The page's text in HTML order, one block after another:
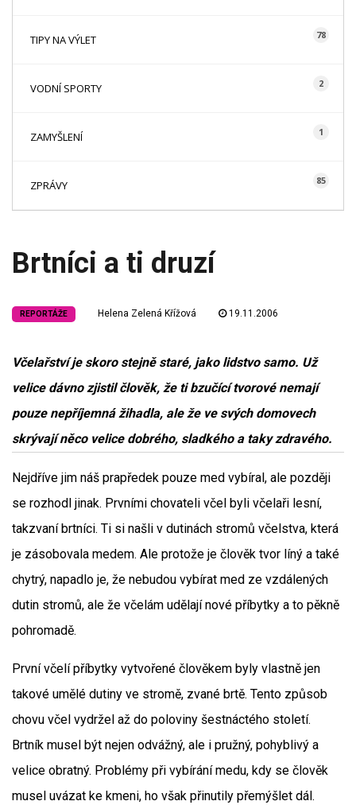
TIPY NA VÝLET 78
VODNÍ SPORTY 2
ZAMYŠLENÍ 1
ZPRÁVY 85
Brtníci a ti druzí
REPORTÁŽE Helena Zelená Křížová 19.11.2006
Včelařství je skoro stejně staré, jako lidstvo samo. Už
velice dávno zjistil člověk, že ti bzučící tvorové nemají
pouze nepříjemná žihadla, ale že ve svých domovech
skrývají něco velice dobrého, sladkého a taky zdravého.
Nejdříve jim náš prapředek pouze med vybíral, ale později
se rozhodl jinak. Prvními chovateli včel byli včelaři lesní,
takzvaní brtníci. Ti si našli v dutinách stromů včelstva, která
je zásobovala medem. Ale protože je člověk tvor líný a také
chytrý, napadlo je, že nebudou vybírat med ze vzdálených
dutin stromů, ale že včelám udělají nové příbytky a to pěkně
pohromadě.
První včelí příbytky vytvořené člověkem byly vlastně jen
takové umělé dutiny ve stromě, zvané brtě. Tento způsob
chovu včel vydržel až do poloviny šestnáctého století.
Brtník musel být nejen odvážný, ale i pružný, pohyblivý a
velice obratný. Problémy při vybírání medu, kdy se člověk
musel uvázat ke kmeni, ho však přinutily přemýšlet dál.